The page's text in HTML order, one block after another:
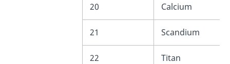
20 Calcium
21 Scandium
22 Titan